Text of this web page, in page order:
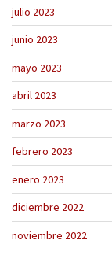
julio 2023
junio 2023
mayo 2023
abril 2023
marzo 2023
febrero 2023
enero 2023
diciembre 2022
noviembre 2022